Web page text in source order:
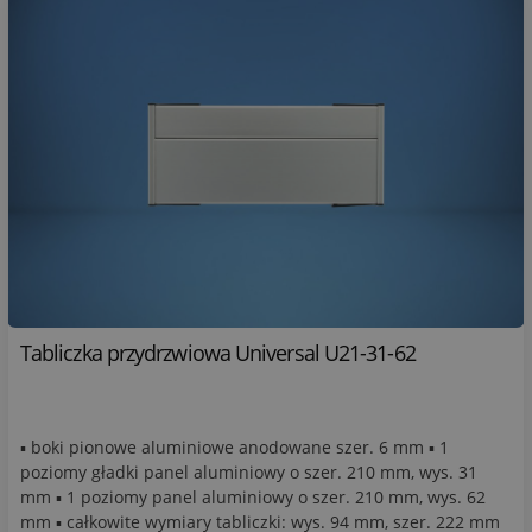
Tabliczka przydrzwiowa Universal U21-31-62
▪ boki pionowe aluminiowe anodowane szer. 6 mm ▪ 1
poziomy gładki panel aluminiowy o szer. 210 mm, wys. 31
mm ▪ 1 poziomy panel aluminiowy o szer. 210 mm, wys. 62
mm ▪ całkowite wymiary tabliczki: wys. 94 mm, szer. 222 mm